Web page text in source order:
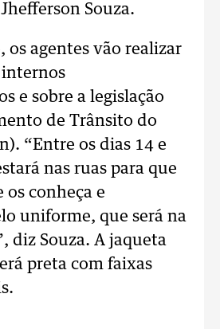
Souza.
os agentes vão realizar
e sobre a legislação
de Trânsito do
“Entre os dias 14 e
nas ruas para que
conheça e
uniforme, que será na
diz Souza. A jaqueta
preta com faixas